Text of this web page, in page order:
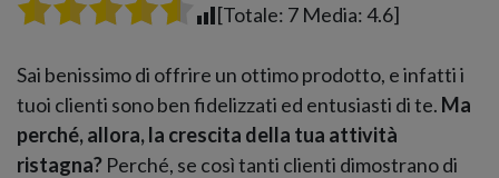
[Totale: 7 Media:4.6]
Sai benissimo di offrire un ottimo prodotto, e infatti i
tuoi clienti sono ben fidelizzati ed entusiasti di te. Ma
perché, allora, la crescita della tua attività
ristagna? Perché, se così tanti clienti dimostrano di